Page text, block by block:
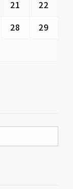
21
22
28
29